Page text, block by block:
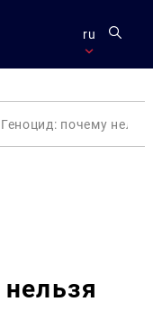
ru
Геноцид: почему